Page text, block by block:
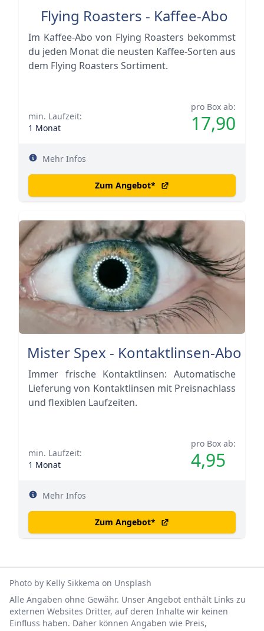
Flying Roasters - Kaffee-Abo
Im Kaffee-Abo von Flying Roasters bekommst
du jeden Monat die neusten Kaffee-Sorten aus
dem Flying Roasters Sortiment.
pro Box ab:
17,90
min. Laufzeit:
1 Monat
Mehr Infos
Zum Angebot*
Mister Spex - Kontaktlinsen-Abo
Immer frische Kontaktlinsen: Automatische
Lieferung von Kontaktlinsen mit Preisnachlass
und flexiblen Laufzeiten.
pro Box ab:
4,95
min. Laufzeit:
1 Monat
Mehr Infos
Zum Angebot*
Photo by Kelly Sikkema on Unsplash
Alle Angaben ohne Gewähr. Unser Angebot enthält Links zu
externen Websites Dritter, auf deren Inhalte wir keinen
Einfluss haben. Daher können Angaben wie Preis,